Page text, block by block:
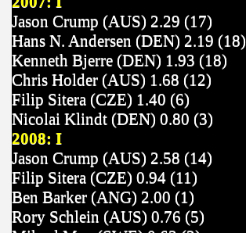
Jason Crump (AUS) 2.29 (17)
Hans N. Andersen (DEN) 2.19 (18)
Kenneth Bjerre (DEN) 1.93 (18)
Chris Holder (AUS) 1.68 (12)
Filip Sitera (CZE) 1.40 (6)
Nicolai Klindt (DEN) 0.80 (3)
2008: I
Jason Crump (AUS) 2.58 (14)
Filip Sitera (CZE) 0.94 (11)
Ben Barker (ANG) 2.00 (1)
Rory Schlein (AUS) 0.76 (5)